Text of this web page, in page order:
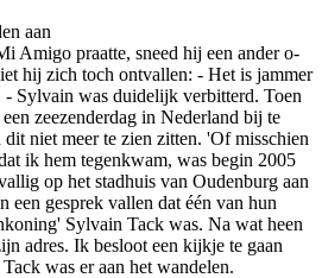
aan
Amigo praatte, sneed hij een ander o­
hij zich toch o­ntvallen: - Het is jammer
Sylvain was duidelijk verbitterd. Toen
zeezenderdag in Nederland bij te
niet meer te zien zitten. 'Of misschien
ik hem tegenkwam, was begin 2005
op het stadhuis van Oudenburg aan
een gesprek vallen dat één van hun
Sylvain Tack was. Na wat heen
adres. Ik besloot een kijkje te gaan
was er aan het wandelen.